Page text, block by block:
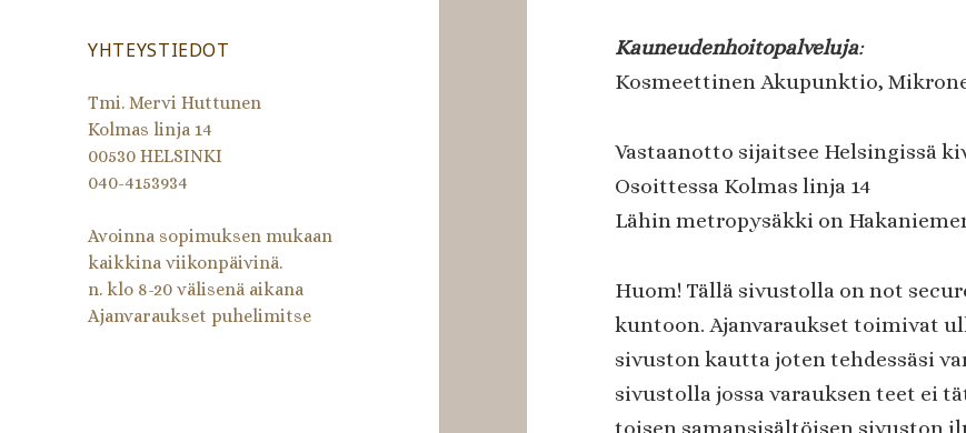
YHTEYSTIEDOT
Tmi. Mervi Huttunen
Kolmas linja 14
00530 HELSINKI
040-4153934
Avoinna sopimuksen mukaan
kaikkina viikonpäivinä.
n. klo 8-20 välisenä aikana
Ajanvaraukset puhelimitse
Kauneudenhoitopalveluja:
Kosmeettinen Akupunktio,
Vastaanotto sijaitsee Helsingissä
Osoittessa Kolmas linja 14
Lähin metropysäkki on
Huom! Tällä sivustolla on not
kuntoon. Ajanvaraukset toimivat
sivuston kautta joten tehdessäsi
sivustolla jossa varauksen teet ei
toisen samansisältöisen sivuston